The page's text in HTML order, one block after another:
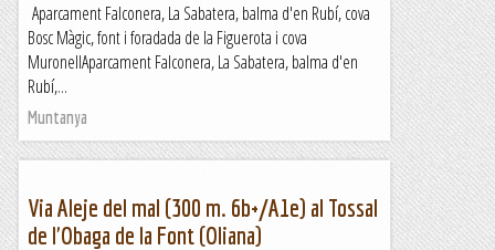
Aparcament Falconera, La Sabatera, balma d'en Rubí, cova
Bosc Màgic, font i foradada de la Figuerota i cova
MuronellAparcament Falconera, La Sabatera, balma d'en
Rubí,...
Muntanya
Via Aleje del mal (300 m. 6b+/A1e) al Tossal
de l'Obaga de la Font (Oliana)